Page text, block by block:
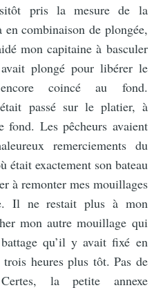
pris la mesure de la
en combinaison de plongée,
mon capitaine à basculer
avait plongé pour libérer le
coincé au fond.
passé sur le platier, à
fond. Les pêcheurs avaient
remerciements du
était exactement son bateau
à remonter mes mouillages
Il ne restait plus à mon
mon autre mouillage qui
qu’il y avait fixé en
heures plus tôt. Pas de
la petite annexe